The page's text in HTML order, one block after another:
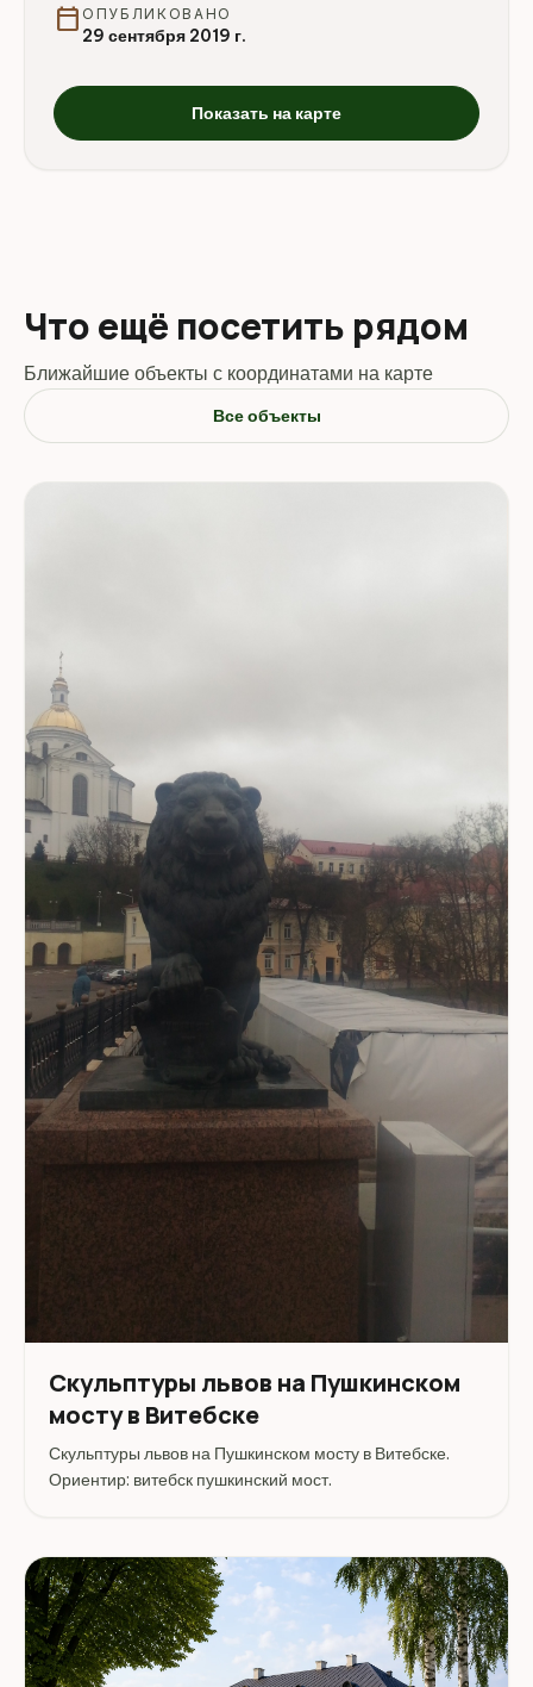
calendar_today ОПУБЛИКОВАНО
29 сентября 2019 г.
Показать на карте
Что ещё посетить рядом
Ближайшие объекты с координатами на карте
Все объекты
Скульптуры львов на Пушкинском
мосту в Витебске
Скульптуры львов на Пушкинском мосту в Витебске.
Ориентир: витебск пушкинский мост.